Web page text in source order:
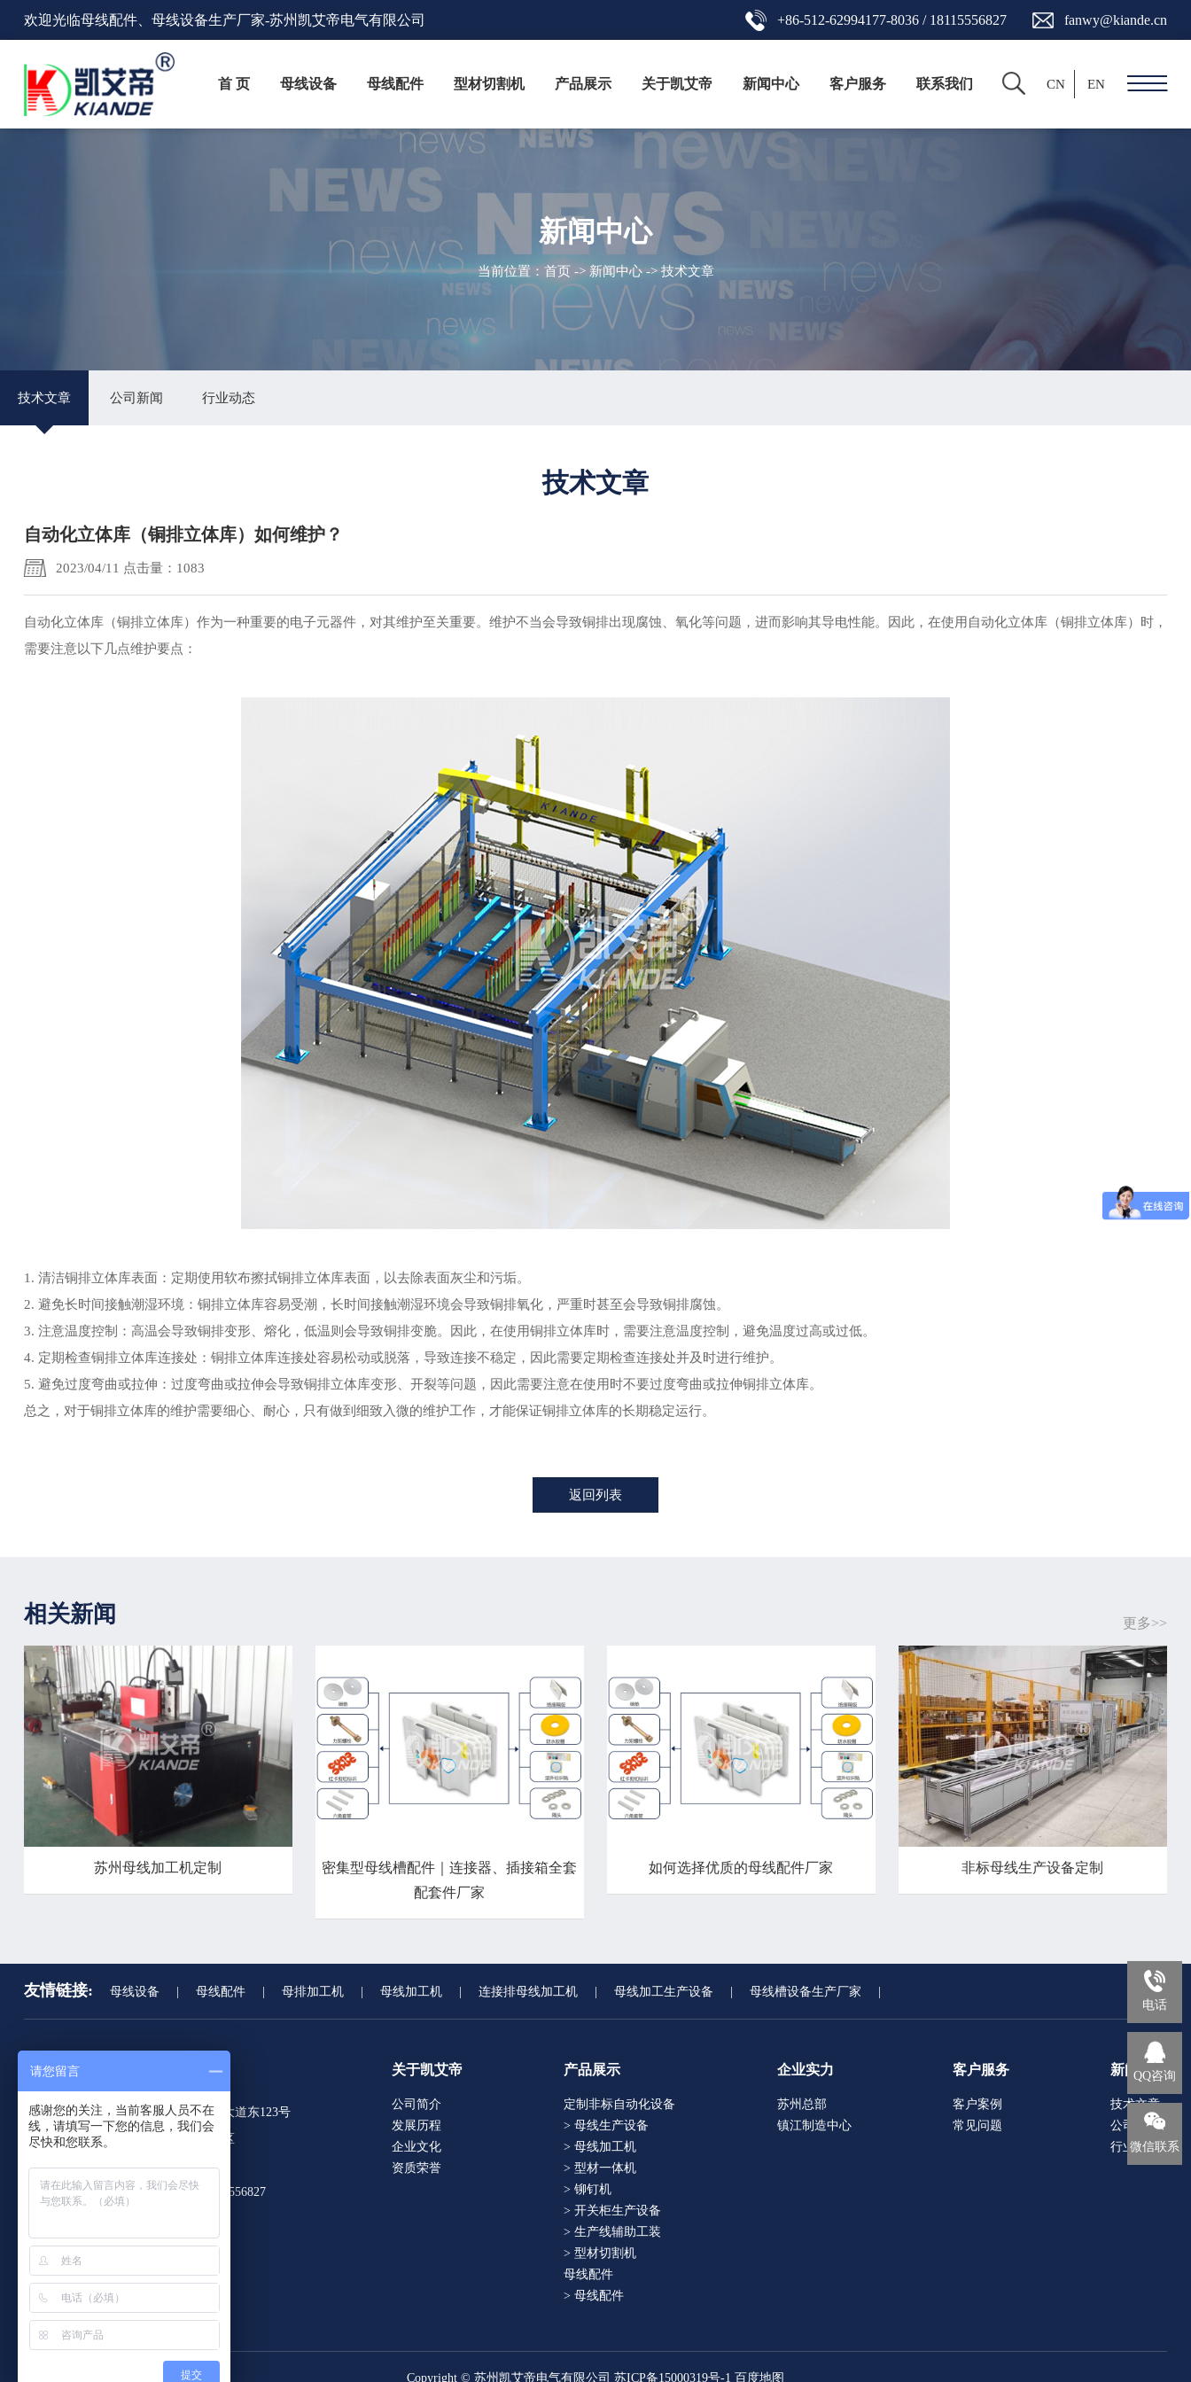
欢迎光临母线配件、母线设备生产厂家-苏州凯艾帝电气有限公司 +86-512-62994177-8036 / 18115556827 fanwy@kiande.cn
首 页 母线设备 母线配件 型材切割机 产品展示 关于凯艾帝 新闻中心 客户服务 联系我们 CN EN
新闻中心
当前位置： 首页 -> 新闻中心-> 技术文章
技术文章 公司新闻 行业动态
技术文章
自动化立体库（铜排立体库）如何维护？
2023/04/11 点击量：1083
自动化立体库（铜排立体库）作为一种重要的电子元器件，对其维护至关重要。维护不当会导致铜排出现腐蚀、氧化等问题，进而影响其导电性能。因此，在使用自动化立体库（铜排立体库）时，
需要注意以下几点维护要点：
1. 清洁铜排立体库表面：定期使用软布擦拭铜排立体库表面，以去除表面灰尘和污垢。
2. 避免长时间接触潮湿环境：铜排立体库容易受潮，长时间接触潮湿环境会导致铜排氧化，严重时甚至会导致铜排腐蚀。
3. 注意温度控制：高温会导致铜排变形、熔化，低温则会导致铜排变脆。因此，在使用铜排立体库时，需要注意温度控制，避免温度过高或过低。
4. 定期检查铜排立体库连接处：铜排立体库连接处容易松动或脱落，导致连接不稳定，因此需要定期检查连接处并及时进行维护。
5. 避免过度弯曲或拉伸：过度弯曲或拉伸会导致铜排立体库变形、开裂等问题，因此需要注意在使用时不要过度弯曲或拉伸铜排立体库。
总之，对于铜排立体库的维护需要细心、耐心，只有做到细致入微的维护工作，才能保证铜排立体库的长期稳定运行。
返回列表
更多>>
相关新闻
苏州母线加工机定制
密集型母线槽配件｜连接器、插接箱全套
配套件厂家
如何选择优质的母线配件厂家 非标母线生产设备定制
友情链接: 母线设备 母线配件 母排加工机 母线加工机 连接排母线加工机 母线加工生产设备 母线槽设备生产厂家
联系我们
总部地址：江苏省苏州工业园区苏州大道东123号
工厂地址：江苏省扬中市二桥工业园区
E-mail：fanwy@kiande.cn
电话：+86-512-62994177-8036 / 18115556827
关于凯艾帝
公司简介
发展历程
企业文化
资质荣誉
产品展示
定制非标自动化设备
> 母线生产设备
> 母线加工机
> 型材一体机
> 铆钉机
> 开关柜生产设备
> 生产线辅助工装
> 型材切割机
母线配件
> 母线配件
企业实力
苏州总部
镇江制造中心
客户服务
客户案例
常见问题
新闻中心
技术文章
公司新闻
行业动态
Copyright © 苏州凯艾帝电气有限公司 苏ICP备15000319号-1 百度地图
电话
QQ咨询
微信联系
请您留言
感谢您的关注，当前客服人员不在
线，请填写一下您的信息，我们会
尽快和您联系。
提交